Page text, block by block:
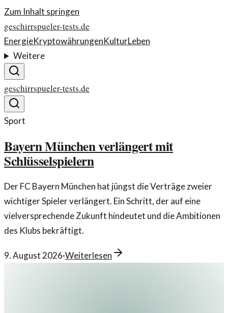
Zum Inhalt springen
geschirrspueler-tests.de
EnergieKryptowährungenKulturLeben
Weitere
geschirrspueler-tests.de
Sport
Bayern München verlängert mit
Schlüsselspielern
Der FC Bayern München hat jüngst die Verträge zweier
wichtiger Spieler verlängert. Ein Schritt, der auf eine
vielversprechende Zukunft hindeutet und die Ambitionen
des Klubs bekräftigt.
9. August 2026·Weiterlesen